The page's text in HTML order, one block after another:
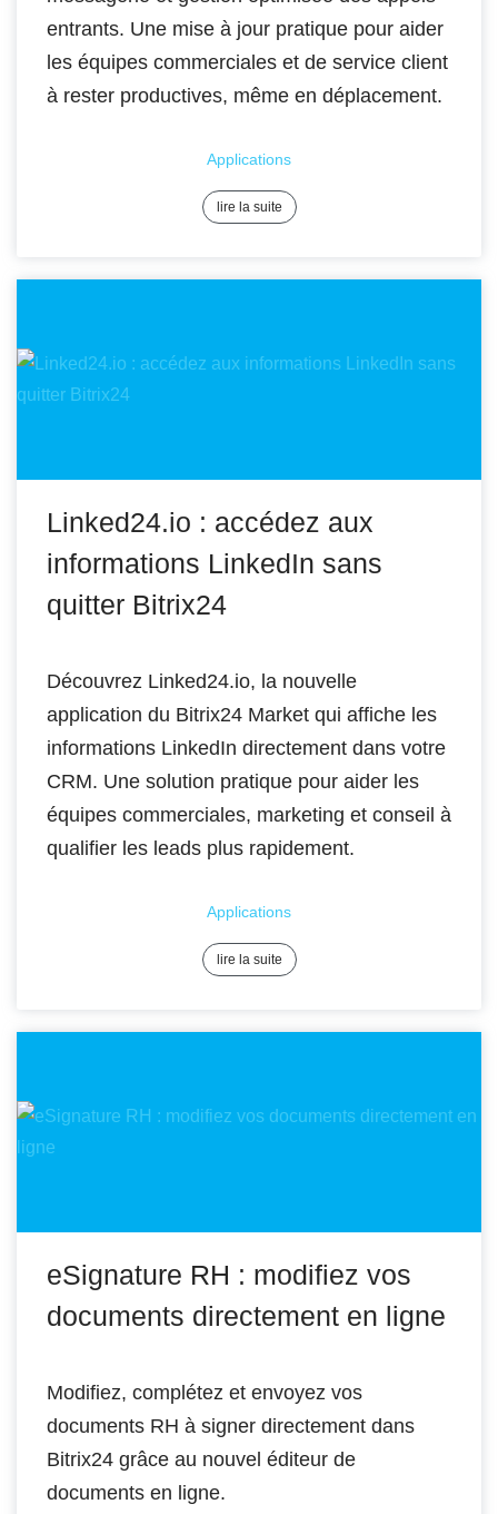
entrants. Une mise à jour pratique pour aider
les équipes commerciales et de service client
à rester productives, même en déplacement.
lire la suite
Applications
Linked24.io : accédez aux
informations LinkedIn sans
quitter Bitrix24
Découvrez Linked24.io, la nouvelle
application du Bitrix24 Market qui affiche les
informations LinkedIn directement dans votre
CRM. Une solution pratique pour aider les
équipes commerciales, marketing et conseil à
qualifier les leads plus rapidement.
lire la suite
Applications
eSignature RH : modifiez vos
documents directement en ligne
Modifiez, complétez et envoyez vos
documents RH à signer directement dans
Bitrix24 grâce au nouvel éditeur de
documents en ligne.